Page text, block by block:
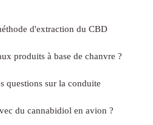
d'extraction du CBD
produits à base de chanvre ?
questions sur la conduite
du cannabidiol en avion ?